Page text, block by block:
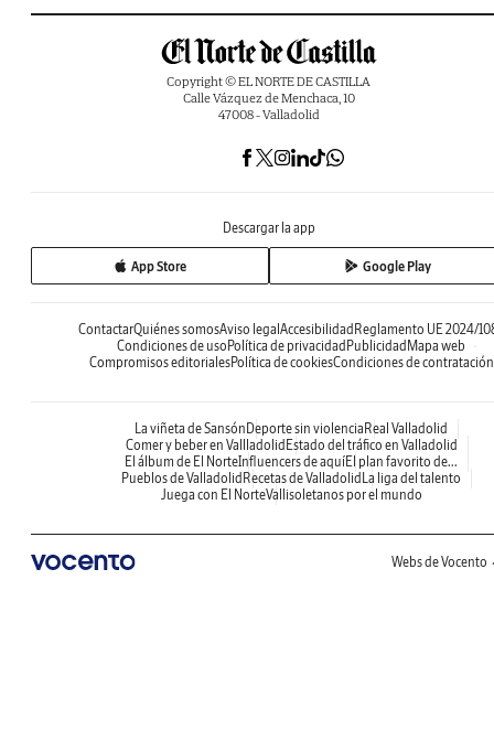
Copyright © EL NORTE DE CASTILLA
Calle Vázquez de Menchaca, 10
47008 - Valladolid
Descargar la app
App Store Google Play
ContactarQuiénes somosAviso legal Accesibilidad Reglamento UE 2024/
Condiciones de uso Política de privacidad Publicidad Mapa web
Compromisos editorialesPolítica de cookiesCondiciones de contratación
La viñeta de Sansón Deporte sin violencia Real Valladolid
Comer y beber en Vallladolid Estado del tráfico en Valladolid
El álbum de El NorteInfluencers de aquíEl plan favorito de...
Pueblos de Valladolid Recetas de Valladolid La liga del talento
Juega con El NorteVallisoletanos por el mundo
Webs de Vocento